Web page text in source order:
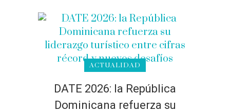
ACTUALIDAD
DATE 2026: la República
Dominicana refuerza su